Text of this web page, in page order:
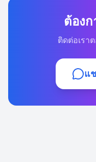
ต้อง
ติดต่อเรา
แ